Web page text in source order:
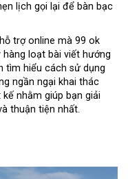
lịch gọi lại để bàn bạc
trợ online mà 99 ok
loạt bài viết hướng
tìm hiểu cách sử dụng
ngần ngại khai thác
nhằm giúp bạn giải
thuận tiện nhất.